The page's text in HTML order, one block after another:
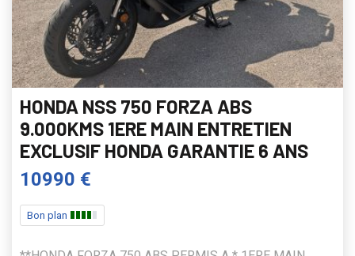
HONDA NSS 750 FORZA ABS
9.000KMS 1ERE MAIN ENTRETIEN
EXCLUSIF HONDA GARANTIE 6 ANS
10990 €
Bon plan